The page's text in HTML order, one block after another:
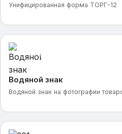
Унифицированная форма ТОРГ-12
Водяной знак
Водяной знак на фотографии